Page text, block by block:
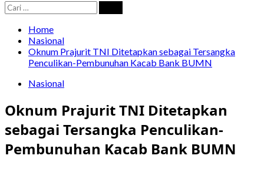
Cari
untuk:
Home
Nasional
Oknum Prajurit TNI Ditetapkan sebagai Tersangka
Penculikan-Pembunuhan Kacab Bank BUMN
Nasional
Oknum Prajurit TNI Ditetapkan
sebagai Tersangka Penculikan-
Pembunuhan Kacab Bank BUMN